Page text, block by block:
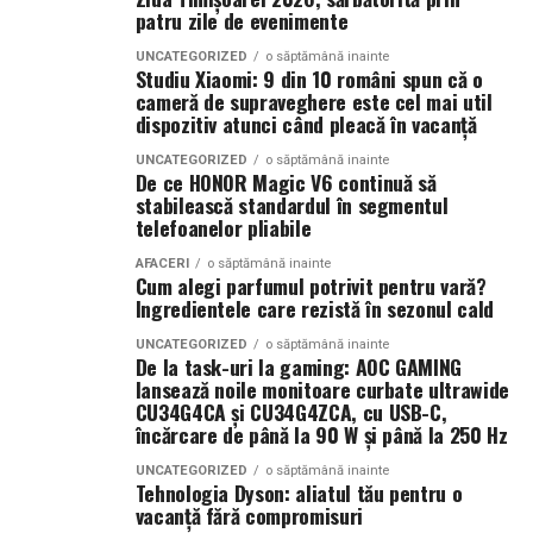
Cum configurezi instalatia
pentru touchless
Asigura-te ca presiunea de lucru este intre 100-130 bar,
ca duzele sunt curatate si ca furtunurile nu au pierderi.
Seteaza presiune mai mica la clatire, 80-100 bar, pentru
a proteja suprafetele delicate. Calibreaza dozatorul
pentru doza recomandata la touchless, care este cu 15-
25% mai mare decat la programul cu perii. Testeaza pe
10 masini diferite inainte de a lansa oficial programul.
MaxCars ofera suport tehnic pentru configurarea
initiala si ajustarea parametrilor in functie de
rezultatele din teren. O configuratie corecta este cheia
unui touchless reusit.
În zone periurbane, unde delimitările s-au făcut „după
gard”, fără măsurători precise, apar suprapuneri. Două
titluri valide. Două persoane care cred că au dreptate.
Expertiza topo-cadastrală devine piesa centrală. Linia de
hotar nu mai e doar o trasare pe hârtie — devine probă
Când intervine uzucapiunea
Posesorul nu rămâne fără apărare. Uneori, chiar câștigă.
Uzucapiunea permite dobândirea proprietății prin
posesie îndelungată, dacă sunt îndeplinite anumite
condiții: posesie continuă, publică, pașnică și sub nume
de proprietar.
Aici apar conflictele cele mai sensibile.
Invertor hibrid:24 kW
Dimensiune container transport:3 × 2,5
metri
Lungime panouri desfășurate:~60 metri
liniari
Conectică:priză 220 V monofazic, priză
380 V trifazic, priză încărcare auto electric
Climatizare:aer condiționat integrat pentru
menținerea bateriilor la temperatură optimă
Mobilitate:roți tip off-road pentru deplasare
pe teren accidentat
Configurația conectică a fost dimensionată conform cerințelor
patru zile de evenimente
UNCATEGORIZED o săptămână inainte
Studiu Xiaomi: 9 din 10 români spun că o
cameră de supraveghere este cel mai util
dispozitiv atunci când pleacă în vacanță
UNCATEGORIZED o săptămână inainte
De ce HONOR Magic V6 continuă să
stabilească standardul în segmentul
telefoanelor pliabile
AFACERI o săptămână inainte
Cum alegi parfumul potrivit pentru vară?
Ingredientele care rezistă în sezonul cald
UNCATEGORIZED o săptămână inainte
De la task-uri la gaming: AOC GAMING
lansează noile monitoare curbate ultrawide
CU34G4CA și CU34G4ZCA, cu USB-C,
încărcare de până la 90 W și până la 250 Hz
UNCATEGORIZED o săptămână inainte
Tehnologia Dyson: aliatul tău pentru o
vacanță fără compromisuri